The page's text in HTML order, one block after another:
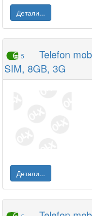
Детали...
5
Telefon
SIM, 8GB, 3G
Детали...